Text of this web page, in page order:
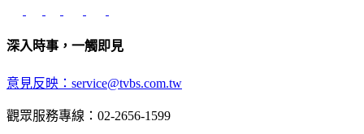
深入時事，一觸即見
意見反映：service@tvbs.com.tw
觀眾服務專線：02-2656-1599